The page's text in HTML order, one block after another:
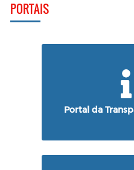
PORTAIS
Portal da